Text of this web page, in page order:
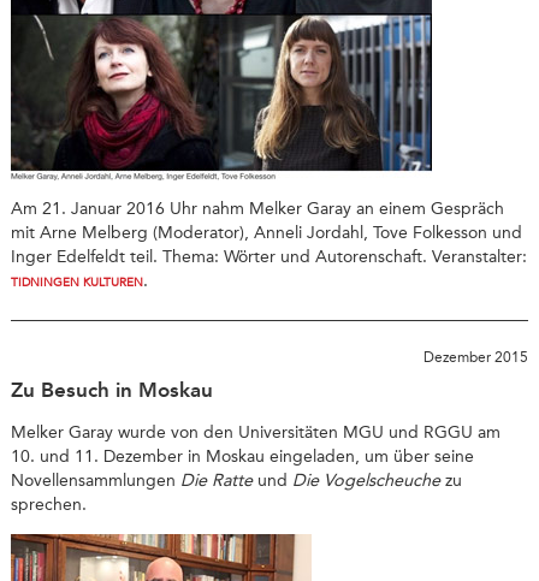
Am 21. Januar 2016 Uhr nahm Melker Garay an einem Gespräch
mit Arne Melberg (Moderator), Anneli Jordahl, Tove Folkesson und
Inger Edelfeldt teil. Thema: Wörter und Autorenschaft. Veranstalter:
TIDNINGEN KULTUREN.
Dezember 2015
Zu Besuch in Moskau
Melker Garay wurde von den Universitäten MGU und RGGU am
10. und 11. Dezember in Moskau eingeladen, um über seine
Novellensammlungen Die Ratteund Die Vogelscheuchezu
sprechen.